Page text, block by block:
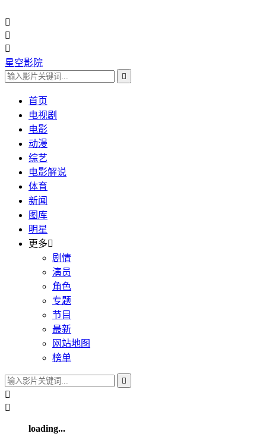



星空影院

首页
电视剧
电影
动漫
综艺
电影解说
体育
新闻
图库
明星
更多
剧情
演员
角色
专题
节目
最新
网站地图
榜单



loading...